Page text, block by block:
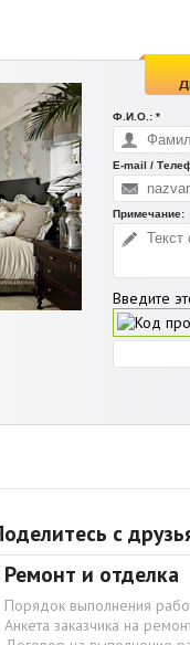
Ф.И.О.: *
E-mail /
Примечание:
Введите
с
Ремонт и отделка
Порядок выполнения
Анкета заказчика на